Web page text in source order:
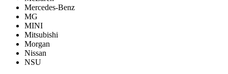
Mercedes-Benz
MG
MINI
Mitsubishi
Morgan
Nissan
NSU